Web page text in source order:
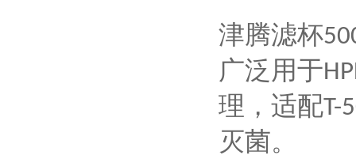
津腾滤杯
广泛用于
理，适配T-
灭菌。